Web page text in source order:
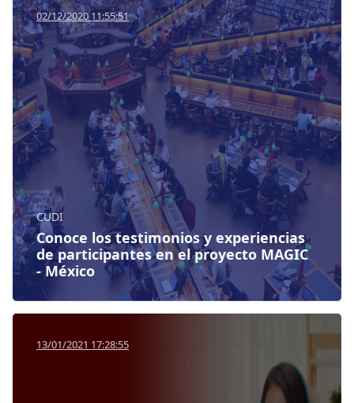
04/04/2022 10:36:57
CUDI
¡Springer Link ya está en
FENIX!
02/12/2020 11:55:51
CUDI
Conoce los testimonios y experiencias
de participantes en el proyecto MAGIC
- México
eNVIO de archivos pesados para
miembros CUDI
Federación de
Identidades
Fondos y Socios
RedCLARA
13/01/2021 17:28:55